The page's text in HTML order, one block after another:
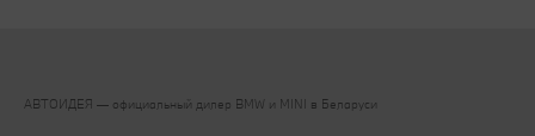
АВТОИДЕЯ — официальный дилер BMW и MINI в Беларуси‎